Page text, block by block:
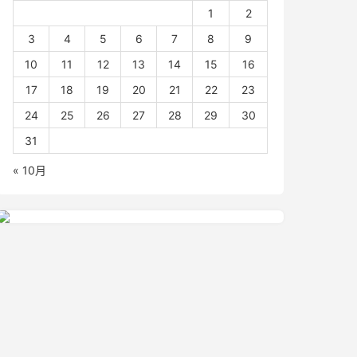
1
2
3
4 5 6 7 8
9
10
11 12 13 14 15
16
17
18 19 20 21 22
23
24
25 26 27 28 29
30
31
« 10月